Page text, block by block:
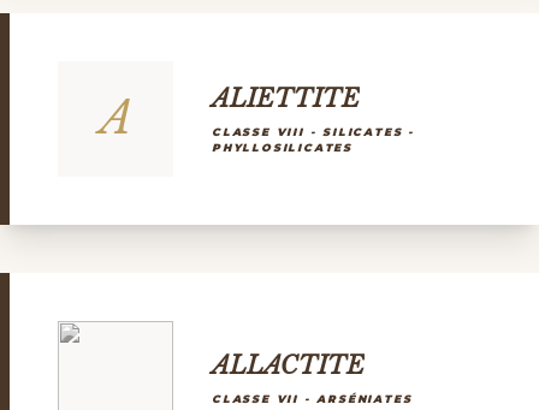
A ALIETTITE
CLASSE VIII - SILICATES -
PHYLLOSILICATES
ALLACTITE
CLASSE VII - ARSÉNIATES